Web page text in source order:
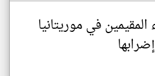
المقيمين في موريتانيا